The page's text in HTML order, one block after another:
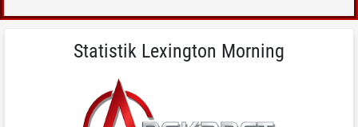
Statistik Lexington Morning